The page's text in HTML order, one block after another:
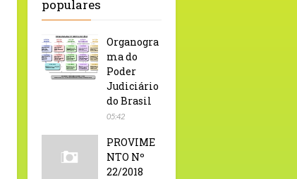
populares
Organogra
ma do
Poder
Judiciário
do Brasil
05:42
PROVIME
NTO Nº
22/2018